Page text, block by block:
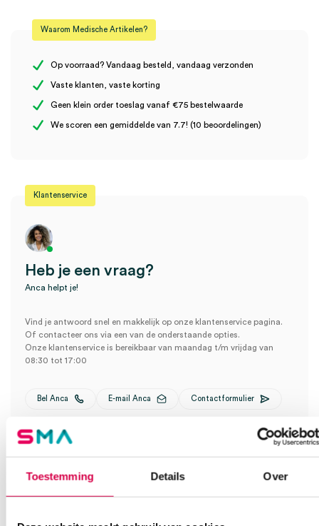
Toestemming Details Over
Steriel onsteriel
Er zijn nog geen beoordelingen.
(1)” te beoordelen
Waarom Medische Artikelen?
Op voorraad? Vandaag besteld, vandaag verzonden
Vaste klanten, vaste korting
Geen klein order toeslag vanaf €75 bestelwaarde
We scoren een gemiddelde van 7.7! (10 beoordelingen)
Klantenservice
Heb je een vraag?
Anca helpt je!
Vind je antwoord snel en makkelijk op onze klantenservice pagina.
Of contacteer ons via een van de onderstaande opties.
Onze klantenservice is bereikbaar van maandag t/m vrijdag van
08:30 tot 17:00
Bel Anca E-mail Anca Contactformulier